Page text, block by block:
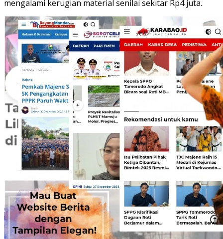
mengalami kerugian material senilai sekitar Rp4 juta.